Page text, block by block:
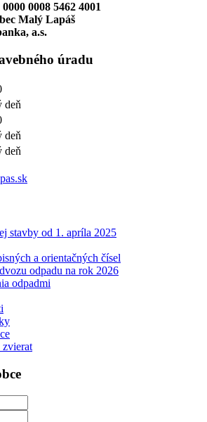
0008 5462 4001
Malý Lapáš
a.s.
úradu
deň
deň
deň
stavby od 1. apríla 2025
a orientačných čísel
odpadu na rok 2026
odpadmi